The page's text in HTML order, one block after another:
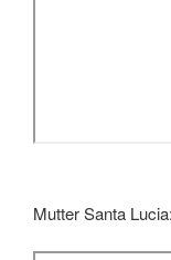
Mutter Santa Lucia: